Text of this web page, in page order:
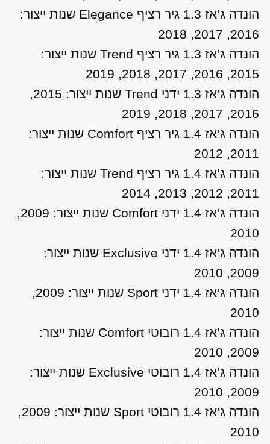
הונדה ג’אז 1.3 גיר רציף Elegance שנות ייצור:
2016, 2017, 2018
הונדה ג’אז 1.3 גיר רציף Trend שנות ייצור:
2015, 2016, 2017, 2018, 2019
הונדה ג’אז 1.3 ידני Trend שנות ייצור: 2015,
2016, 2017, 2018, 2019
הונדה ג’אז 1.4 גיר רציף Comfort שנות ייצור:
2011, 2012
הונדה ג’אז 1.4 גיר רציף Trend שנות ייצור:
2011, 2012, 2013, 2014
הונדה ג’אז 1.4 ידני Comfort שנות ייצור: 2009,
2010
הונדה ג’אז 1.4 ידני Exclusive שנות ייצור:
2009, 2010
הונדה ג’אז 1.4 ידני Sport שנות ייצור: 2009,
2010
הונדה ג’אז 1.4 רובוטי Comfort שנות ייצור:
2009, 2010
הונדה ג’אז 1.4 רובוטי Exclusive שנות ייצור:
2009, 2010
הונדה ג’אז 1.4 רובוטי Sport שנות ייצור: 2009,
2010